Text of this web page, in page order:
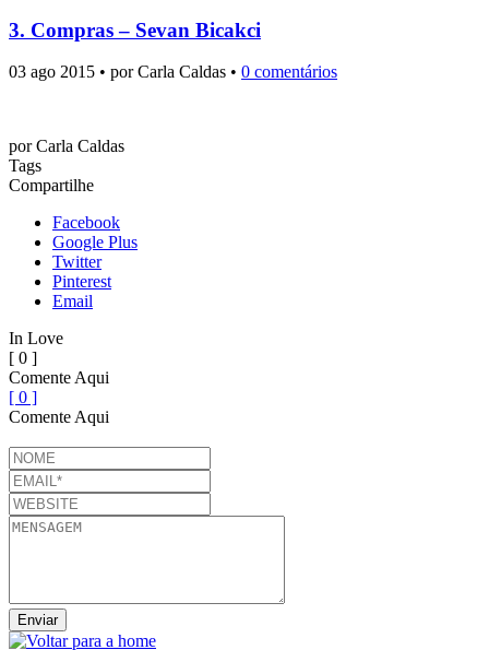
3. Compras – Sevan Bicakci
03 ago 2015 • por Carla Caldas • 0 comentários
porCarla Caldas
Tags
Compartilhe
Facebook
Google Plus
Twitter
Pinterest
Email
In Love
[ 0 ]
Comente Aqui
[ 0 ]
Comente Aqui